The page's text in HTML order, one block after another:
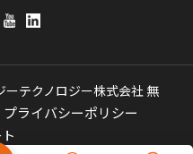
テクノロジー株式会社 無
プライバシーポリシー